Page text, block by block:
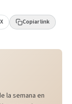
X Copiar link
la semana en